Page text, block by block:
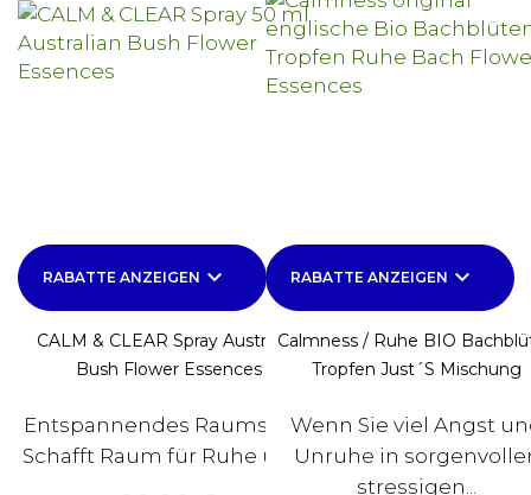
RABATTE ANZEIGEN keyboard_arrow_down
CALM & CLEAR Spray Australian
Bush Flower Essences
Entspannendes Raumspray.
Schafft Raum für Ruhe und...
RABATTE ANZEIGEN keyboard_arrow_down
Calmness / Ruhe BIO
Tropfen Just´s Mischung
Wenn Sie viel Angst
Unruhe in
stressigen...